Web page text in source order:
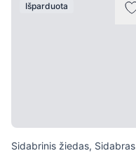
Išparduota
Sidabrinis žiedas, Sidabras